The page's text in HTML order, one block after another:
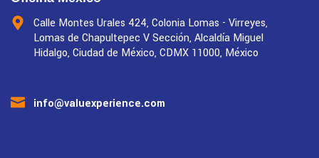
Calle Montes Urales 424, Colonia Lomas - Virreyes,
Lomas de Chapultepec V Sección, Alcaldía Miguel
Hidalgo, Ciudad de México, CDMX 11000, México
info@valuexperience.com